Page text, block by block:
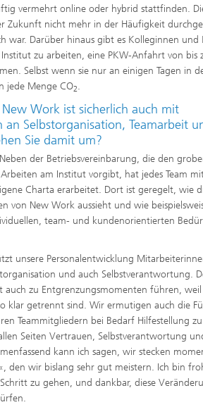
vermehrt online oder hybrid stattfinden.
Zukunft nicht mehr in der Häufigkeit
war. Darüber hinaus gibt es Kolleginnen und
zu arbeiten, eine PKW-Anfahrt von bis
Selbst wenn sie nur an einigen Tagen in
jede Menge CO2.
Work ist sicherlich auch mit
an Selbstorganisation, Teamarbeit
Sie damit um?
Neben der Betriebsvereinbarung, die den
am Institut vorgibt, hat jedes Team
Charta erarbeitet. Dort ist geregelt, wie
von New Work aussieht und wie
team- und kundenorientierten
unsere Personalentwicklung
und auch Selbstverantwortung.
auch zu Entgrenzungsmomenten führen,
klar getrennt sind. Wir ermutigen auch die
Teammitgliedern bei Bedarf Hilfestellung
Seiten Vertrauen, Selbstverantwortung
kann ich sagen, wir stecken
den wir bislang sehr gut meistern. Ich bin
zu gehen, und dankbar, diese